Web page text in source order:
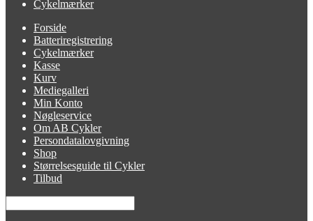
Cykelmærker
Forside
Batteriregistrering
Cykelmærker
Kasse
Kurv
Mediegalleri
Min Konto
Nøgleservice
Om AB Cykler
Persondatalovgivning
Shop
Størrelsesguide til Cykler
Tilbud